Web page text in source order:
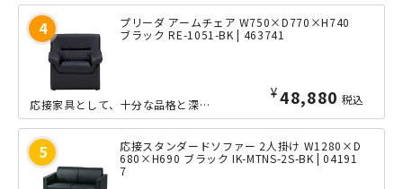
プリーダ アームチェア W750×D770×H740
ブラック RE-1051-BK | 463741
¥48,880 税込
応接家具として、十分な品格と深みのある質感を保ちながら、お求めやすいリーズナブル...
応接スタンダードソファー 2人掛け W1280×D
680×H690 ブラック IK-MTNS-2S-BK | 04191
7